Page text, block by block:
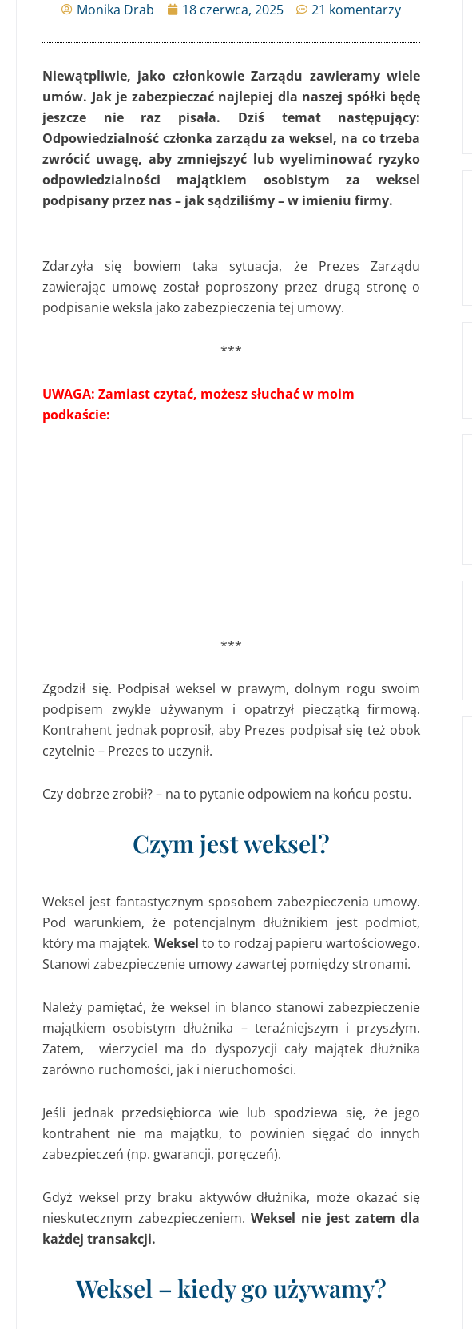
Monika Drab 18 czerwca, 2025 21 komentarzy
Niewątpliwie, jako członkowie Zarządu zawieramy wiele
umów. Jak je zabezpieczać najlepiej dla naszej spółki będę
jeszcze nie raz pisała. Dziś temat następujący:
Odpowiedzialność członka zarządu za weksel, na co trzeba
zwrócić uwagę, aby zmniejszyć lub wyeliminować ryzyko
odpowiedzialności majątkiem osobistym za weksel
podpisany przez nas – jak sądziliśmy – w imieniu firmy.
Zdarzyła się bowiem taka sytuacja, że Prezes Zarządu
zawierając umowę został poproszony przez drugą stronę o
podpisanie weksla jako zabezpieczenia tej umowy.
***
UWAGA: Zamiast czytać, możesz słuchać w moim
podkaście:
***
Zgodził się. Podpisał weksel w prawym, dolnym rogu swoim
podpisem zwykle używanym i opatrzył pieczątką firmową.
Kontrahent jednak poprosił, aby Prezes podpisał się też obok
czytelnie – Prezes to uczynił.
Czy dobrze zrobił? – na to pytanie odpowiem na końcu postu.
Czym jest weksel?
Weksel jest fantastycznym sposobem zabezpieczenia umowy.
Pod warunkiem, że potencjalnym dłużnikiem jest podmiot,
który ma majątek. Weksel to to rodzaj papieru wartościowego.
Stanowi zabezpieczenie umowy zawartej pomiędzy stronami.
Należy pamiętać, że weksel in blanco stanowi zabezpieczenie
majątkiem osobistym dłużnika – teraźniejszym i przyszłym.
Zatem, wierzyciel ma do dyspozycji cały majątek dłużnika
zarówno ruchomości, jak i nieruchomości.
Jeśli jednak przedsiębiorca wie lub spodziewa się, że jego
kontrahent nie ma majątku, to powinien sięgać do innych
zabezpieczeń (np. gwarancji, poręczeń).
Gdyż weksel przy braku aktywów dłużnika, może okazać się
nieskutecznym zabezpieczeniem. Weksel nie jest zatem dla
każdej transakcji.
Weksel – kiedy go używamy?